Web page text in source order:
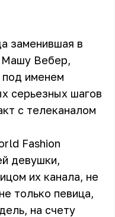
заменившая в
Вебер,
под именем
серьезных шагов
с телеканалом
Fashion
девушки,
их канала, не
только певица,
на счету